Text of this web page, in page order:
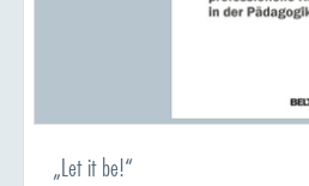
„Let it be!“